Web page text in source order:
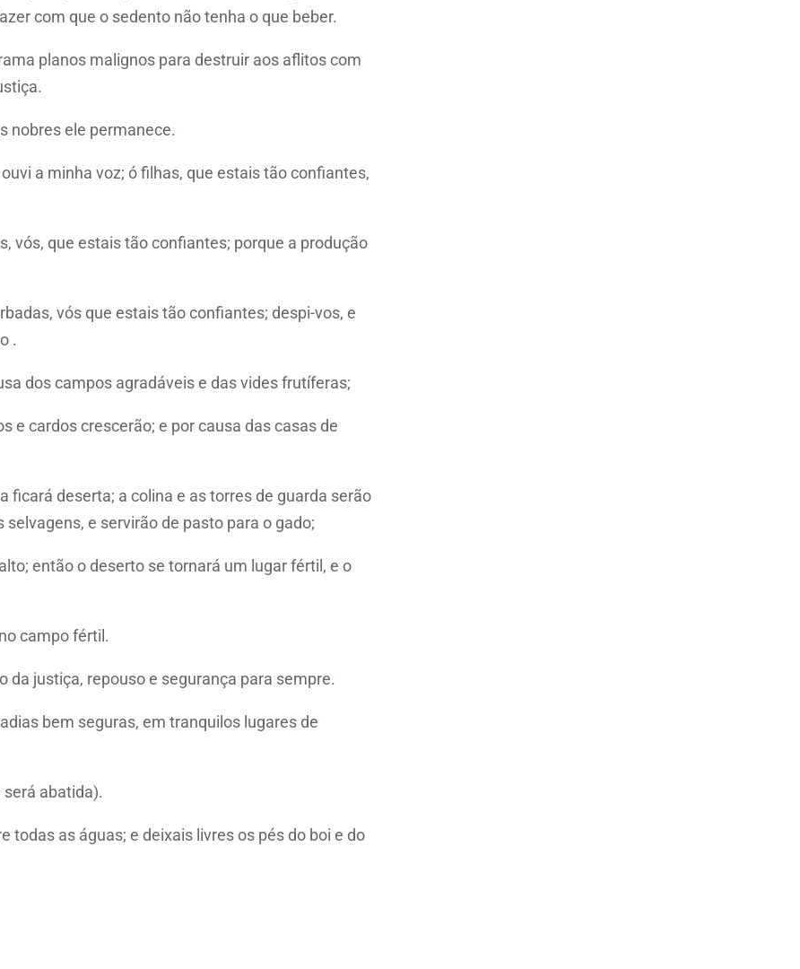
com que o sedento não tenha o que beber.
planos malignos para destruir aos aflitos com
nobres ele permanece.
a minha voz; ó filhas, que estais tão confiantes,
vós, que estais tão confiantes; porque a produção
vós que estais tão confiantes; despi-vos, e
.
dos campos agradáveis e das vides frutíferas;
e cardos crescerão; e por causa das casas de
ficará deserta; a colina e as torres de guarda serão
e servirão de pasto para o gado;
então o deserto se tornará um lugar fértil, e o
campo fértil.
da justiça, repouso e segurança para sempre.
bem seguras, em tranquilos lugares de
abatida).
todas as águas; e deixais livres os pés do boi e do